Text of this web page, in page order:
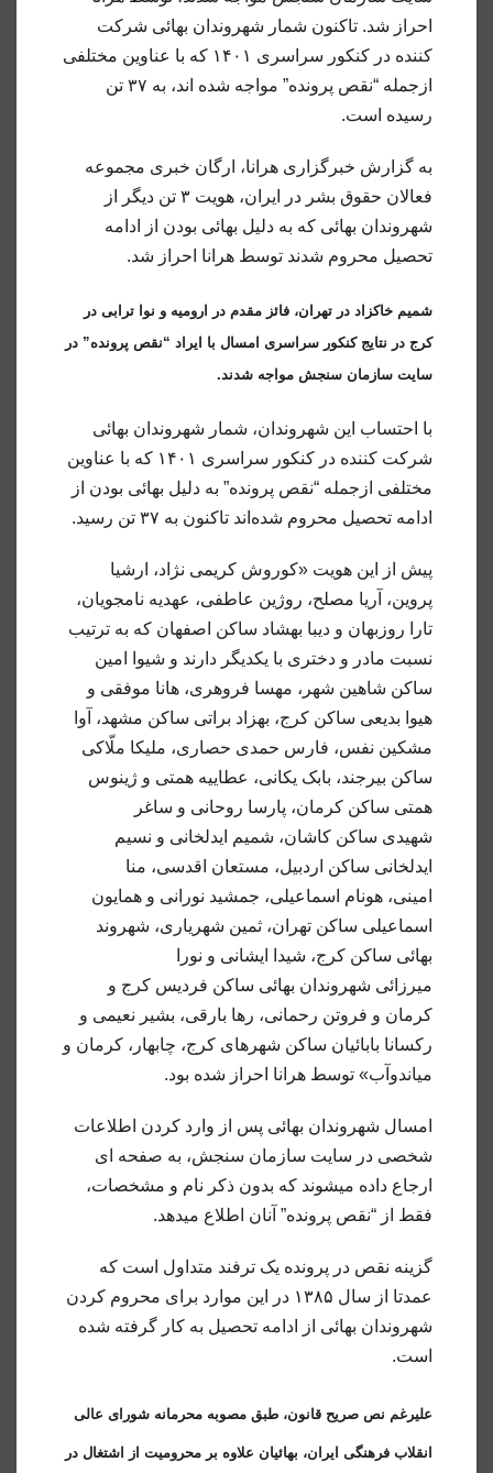
احراز شد. تاکنون شمار شهروندان بهائی شرکت
کننده در کنکور سراسری ۱۴۰۱ که با عناوین مختلفی
ازجمله “نقص پرونده” مواجه شده اند، به ۳۷ تن
رسیده است.
به گزارش خبرگزاری هرانا، ارگان خبری مجموعه
فعالان حقوق بشر در ایران، هویت ۳ تن دیگر از
شهروندان بهائی که به دلیل بهائی بودن از ادامه
تحصیل محروم شدند توسط هرانا احراز شد.
شمیم خاکزاد در تهران، فائز مقدم در ارومیه و نوا ترابی در
کرج در نتایج کنکور سراسری امسال با ایراد “نقص پرونده” در
سایت سازمان سنجش مواجه شدند.
با احتساب این شهروندان، شمار شهروندان بهائی
شرکت کننده در کنکور سراسری ۱۴۰۱ که با عناوین
مختلفی ازجمله “نقص پرونده” به دلیل بهائی بودن از
ادامه تحصیل محروم شده‌اند تاکنون به ۳۷ تن رسید.
پیش از این هویت «کوروش کریمی نژاد، ارشیا
پروین، آریا مصلح، روژین عاطفی، عهدیه نامجویان،
تارا روزبهان و دیبا بهشاد ساکن اصفهان که به ترتیب
نسبت مادر و دختری با یکدیگر دارند و شیوا امین
ساکن شاهین شهر، مهسا فروهری، هانا موفقی و
هیوا بدیعی ساکن کرج، بهزاد براتی ساکن مشهد، آوا
مشکین نفس، فارس حمدی حصاری، ملیکا ملّاکی
ساکن بیرجند، بابک یکانی، عطاییه همتی و ژینوس
همتی ساکن کرمان، پارسا روحانی و ساغر
شهیدی ساکن کاشان، شمیم ایدلخانی و نسیم
ایدلخانی ساکن اردبیل، مستعان اقدسی، منا
امینی، هونام اسماعیلی، جمشید نورانی و همایون
اسماعیلی ساکن تهران، ثمین شهریاری، شهروند
بهائی ساکن کرج، شیدا ایشانی و نورا
میرزائی شهروندان بهائی ساکن فردیس کرج و
کرمان و فروتن رحمانی، رها بارقی، بشیر نعیمی و
رکسانا بابائیان ساکن شهرهای کرج، چابهار، کرمان و
میاندوآب» توسط هرانا احراز شده بود.
امسال شهروندان بهائی پس از وارد کردن اطلاعات
شخصی در سایت سازمان سنجش، به صفحه ای
ارجاع داده میشوند که بدون ذکر نام و مشخصات،
فقط از “نقص پرونده” آنان اطلاع میدهد.
گزینه نقص در پرونده یک ترفند متداول است که
عمدتا از سال ۱۳۸۵ در این موارد برای محروم کردن
شهروندان بهائی از ادامه تحصیل به کار گرفته شده
است.
علیرغم نص صریح قانون، طبق مصوبه محرمانه شورای عالی
انقلاب فرهنگی ایران، بهائیان علاوه بر محرومیت از اشتغال در